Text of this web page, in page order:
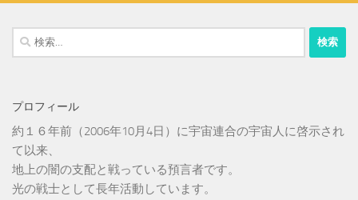
検
索:
プロフィール
約１６年前（2006年10月4日）に宇宙連合の宇宙人に啓示され
て以来、
地上の闇の支配と戦っている預言者です。
光の戦士として長年活動しています。